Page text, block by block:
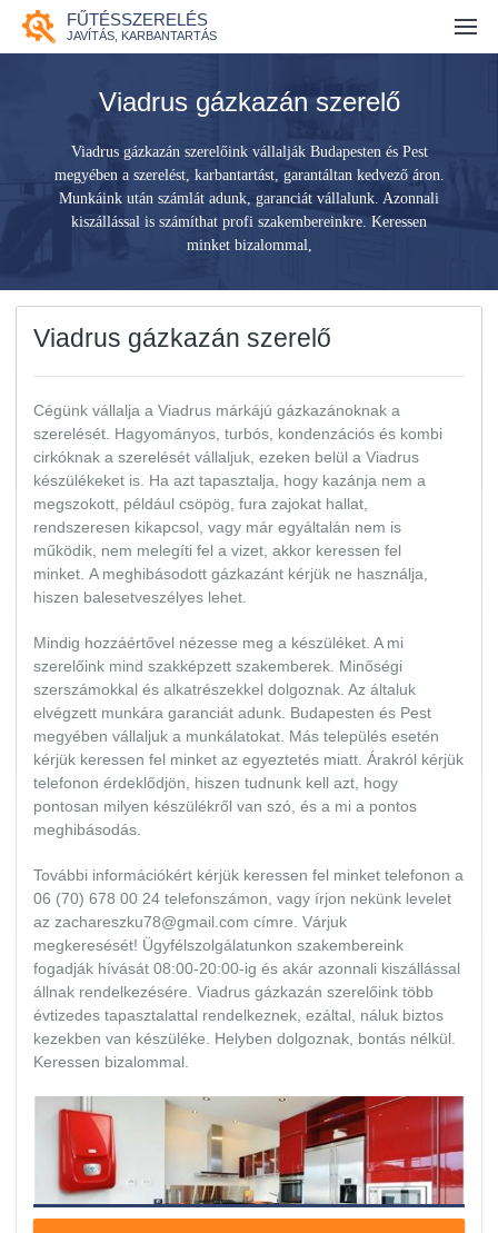
FŰTÉSSZERELÉS
JAVÍTÁS, KARBANTARTÁS
Fűtésszerelés
Vízszerelés
Kapcsolat
Viadrus gázkazán szerelő
Viadrus gázkazán szerelőink vállalják Budapesten és Pest
megyében a szerelést, karbantartást, garantáltan kedvező áron.
Munkáink után számlát adunk, garanciát vállalunk. Azonnali
kiszállással is számíthat profi szakembereinkre. Keressen
minket bizalommal,
Viadrus gázkazán szerelő
Cégünk vállalja a Viadrus márkájú gázkazánoknak a
szerelését. Hagyományos, turbós, kondenzációs és kombi
cirkóknak a szerelését vállaljuk, ezeken belül a Viadrus
készülékeket is. Ha azt tapasztalja, hogy kazánja nem a
megszokott, például csöpög, fura zajokat hallat,
rendszeresen kikapcsol, vagy már egyáltalán nem is
működik, nem melegíti fel a vizet, akkor keressen fel
minket. A meghibásodott gázkazánt kérjük ne használja,
hiszen balesetveszélyes lehet.
Mindig hozzáértővel nézesse meg a készüléket. A mi
szerelőink mind szakképzett szakemberek. Minőségi
szerszámokkal és alkatrészekkel dolgoznak. Az általuk
elvégzett munkára garanciát adunk. Budapesten és Pest
megyében vállaljuk a munkálatokat. Más település esetén
kérjük keressen fel minket az egyeztetés miatt. Árakról kérjük
telefonon érdeklődjön, hiszen tudnunk kell azt, hogy
pontosan milyen készülékről van szó, és a mi a pontos
meghibásodás.
További információkért kérjük keressen fel minket telefonon a
06 (70) 678 00 24 telefonszámon, vagy írjon nekünk levelet
az zachareszku78@gmail.com címre. Várjuk
megkeresését! Ügyfélszolgálatunkon szakembereink
fogadják hívását 08:00-20:00-ig és akár azonnali kiszállással
állnak rendelkezésére. Viadrus gázkazán szerelőink több
évtizedes tapasztalattal rendelkeznek, ezáltal, náluk biztos
kezekben van készüléke. Helyben dolgoznak, bontás nélkül.
Keressen bizalommal.